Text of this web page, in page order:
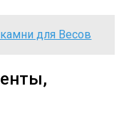
для Весов